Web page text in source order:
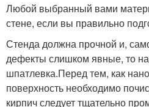
Любой выбранный вами
стене, если вы правильно
Стенда должна прочной и,
дефекты слишком явные, то
шпатлевка.Перед тем, как
поверхность необходимо
кирпич следует тщательно